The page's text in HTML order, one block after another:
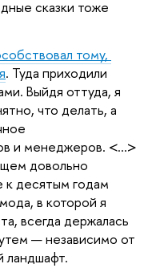
сказки тоже
тому,
. Туда приходили
Выйдя оттуда, я
что делать, а
и менеджеров. <...>
довольно
к десятым годам
в которой я
всегда держалась
— независимо от
ландшафт.